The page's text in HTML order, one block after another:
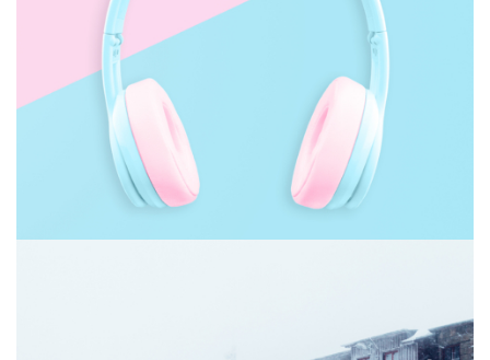
Music to my earth